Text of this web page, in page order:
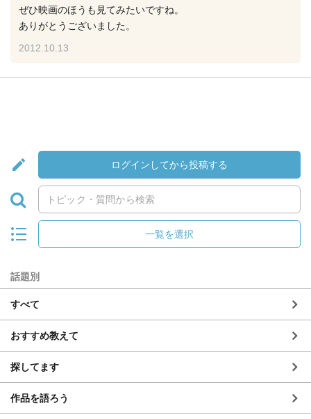
ぜひ映画のほうも見てみたいですね。
ありがとうございました。
2012.10.13
ログインしてから投稿する
一覧を選択
話題別
すべて
おすすめ教えて
探してます
作品を語ろう